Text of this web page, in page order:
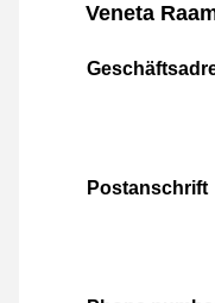
Veneta
Postanschrift